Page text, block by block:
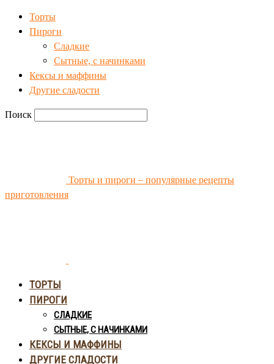
Торты
Пироги
Сладкие
Сытные, с начинками
Кексы и маффины
Другие сладости
Поиск
Торты и пироги – популярные рецепты
приготовления
ТОРТЫ
ПИРОГИ
СЛАДКИЕ
СЫТНЫЕ, С НАЧИНКАМИ
КЕКСЫ И МАФФИНЫ
ДРУГИЕ СЛАДОСТИ